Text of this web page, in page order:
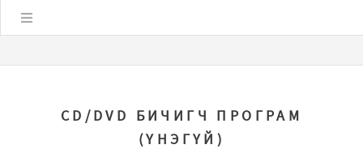
CD/DVD БИЧИГЧ ПРОГРАМ
(ҮНЭГҮЙ)